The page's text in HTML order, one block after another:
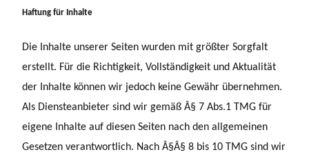
Haftung für Inhalte
Die Inhalte unserer Seiten wurden mit größter Sorgfalt
erstellt. Für die Richtigkeit, Vollständigkeit und Aktualität
der Inhalte können wir jedoch keine Gewähr übernehmen.
Als Diensteanbieter sind wir gemäß Â§ 7 Abs.1 TMG für
eigene Inhalte auf diesen Seiten nach den allgemeinen
Gesetzen verantwortlich. Nach Â§Â§ 8 bis 10 TMG sind wir